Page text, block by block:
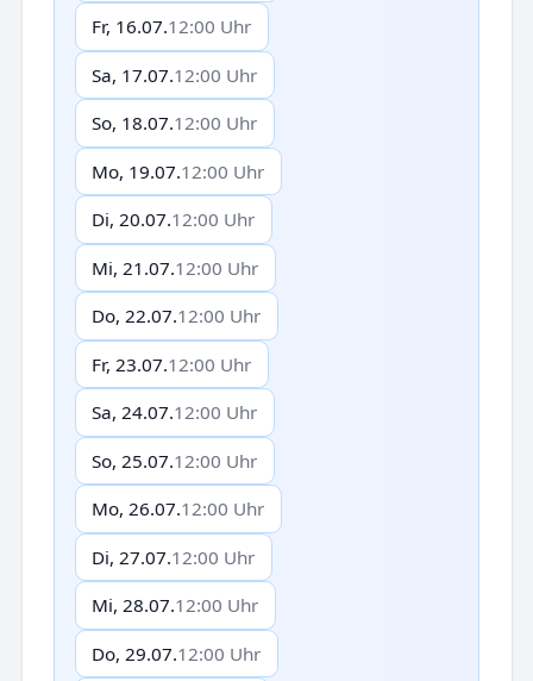
Fr, 16.07.12:00 Uhr
Sa, 17.07.12:00 Uhr
So, 18.07.12:00 Uhr
Mo, 19.07.12:00 Uhr
Di, 20.07.12:00 Uhr
Mi, 21.07.12:00 Uhr
Do, 22.07.12:00 Uhr
Fr, 23.07.12:00 Uhr
Sa, 24.07.12:00 Uhr
So, 25.07.12:00 Uhr
Mo, 26.07.12:00 Uhr
Di, 27.07.12:00 Uhr
Mi, 28.07.12:00 Uhr
Do, 29.07.12:00 Uhr